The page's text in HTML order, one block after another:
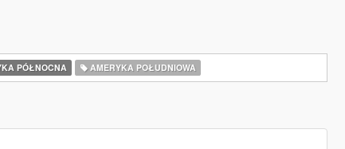
PÓŁNOCNA AMERYKA POŁUDNIOWA